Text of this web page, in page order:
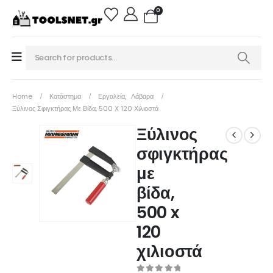
0
Home Κατάστημα Εργαλεία, Λάβαρα
Ξύλινος Σφιγκτήρας Με Βίδα, 500 X 120 Χιλιοστά
Ξύλινος
σφιγκτήρας
με
βίδα,
500 x
120
χιλιοστά